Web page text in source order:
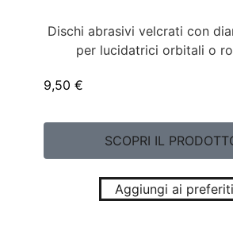
Dischi abrasivi velcrati con
per lucidatrici orbitali o
9,50 €
SCOPRI IL
Aggiungi ai